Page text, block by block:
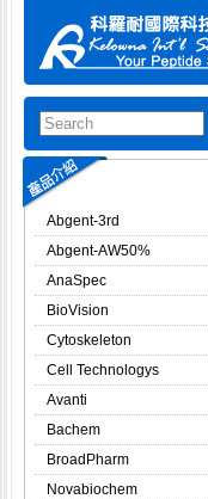
Abgent-3rd
Abgent-AW50%
AnaSpec
BioVision
Cytoskeleton
Cell Technologys
Avanti
Bachem
BroadPharm
Novabiochem